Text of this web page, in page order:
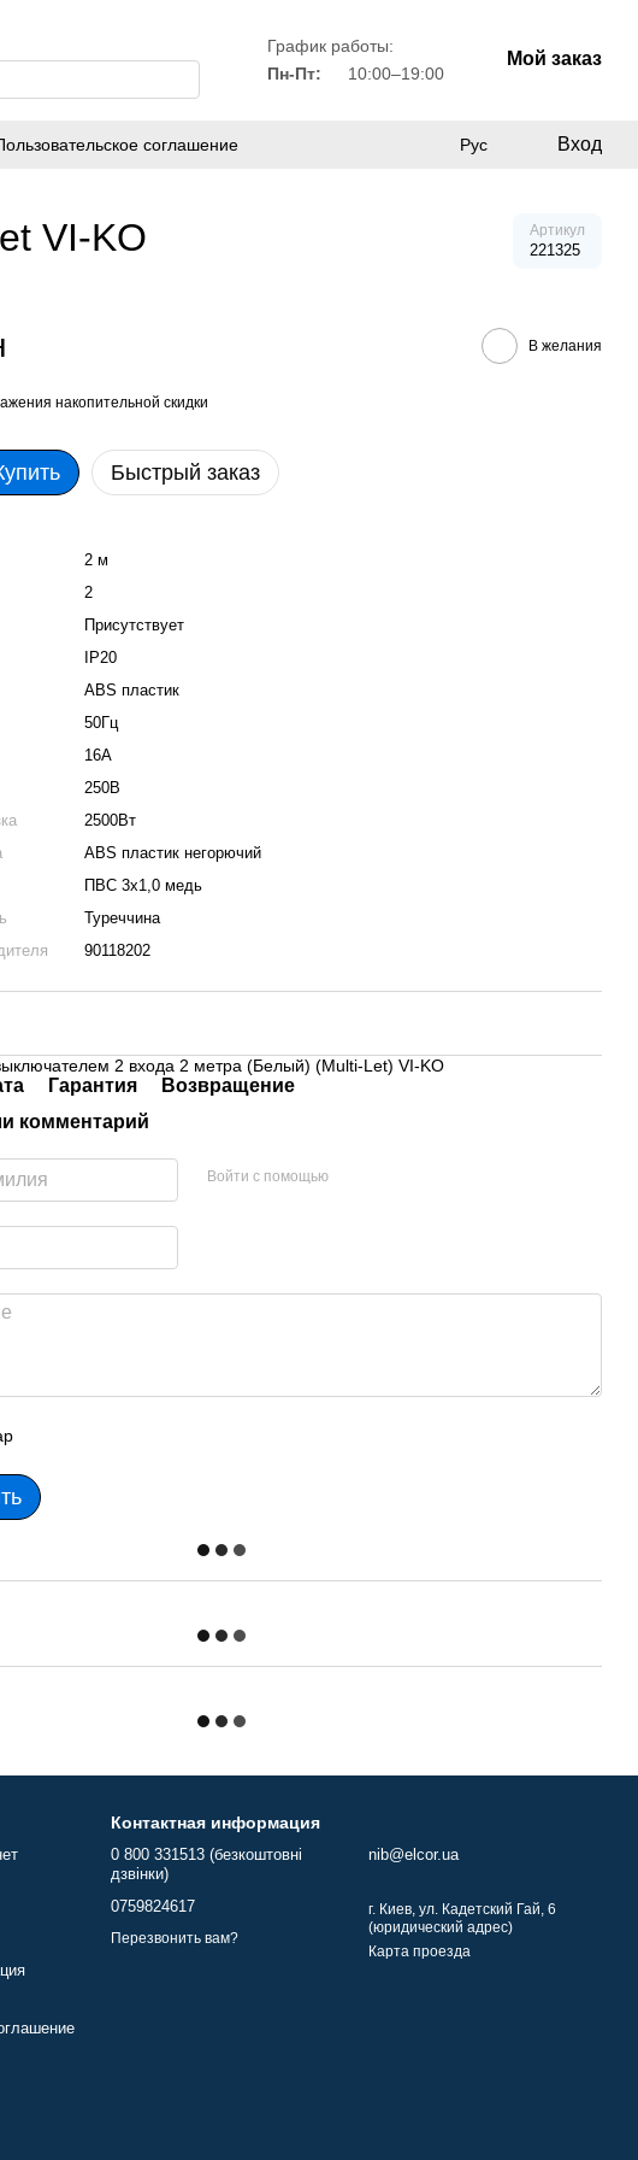
График работы:
Пн-Пт:
10:00–19:00
Мой заказ
соглашение Рус Вход
VI-KO Артикул
221325
В желания
накопительной скидки
Быстрый заказ
2 м
2
Присутствует
ІР20
ABS пластик
50Гц
16А
250В
2500Вт
ABS пластик негорючий
ПВС 3х1,0 медь
Туреччина
90118202
2 входа 2 метра (Белый) (Multi-Let) VI-KO
Гарантия
Возвращение
комментарий
Войти с помощью
Контактная информация
0 800 331513 (безкоштовні
дзвінки)
0759824617
Перезвонить вам?
nib@elcor.ua
г. Киев, ул. Кадетский Гай, 6
(юридический адрес)
Карта проезда